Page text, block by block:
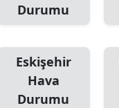
Durumu
Eskişehir
Hava
Durumu